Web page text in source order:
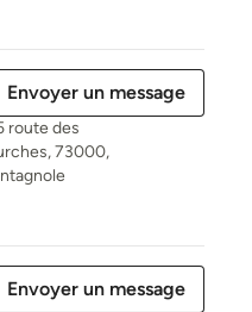
Envoyer un message
route des
73000,
Envoyer un message